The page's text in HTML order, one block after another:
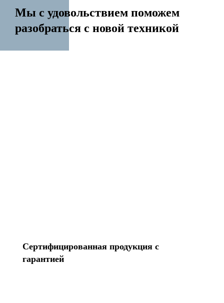
Мы с удовольствием поможем
разобраться с новой техникой
Сертифицированная продукция с
гарантией